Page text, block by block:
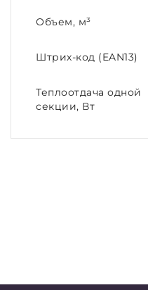
Объем, м³
Штрих-код (EAN13)
Теплоотдача одной
секции, Вт